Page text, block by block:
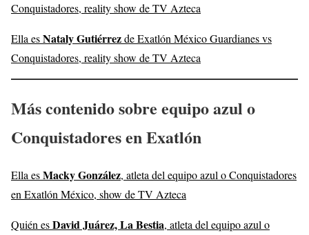
Conquistadores, reality show de TV Azteca
Ella esNataly Gutiérrezde Exatlón México Guardianes vs
Conquistadores, reality show de TV Azteca
Más contenido sobre equipo azul o
Conquistadores en Exatlón
Ella esMacky González, atleta del equipo azul o Conquistadores
en Exatlón México, show de TV Azteca
Quién esDavid Juárez, La Bestia, atleta del equipo azul o